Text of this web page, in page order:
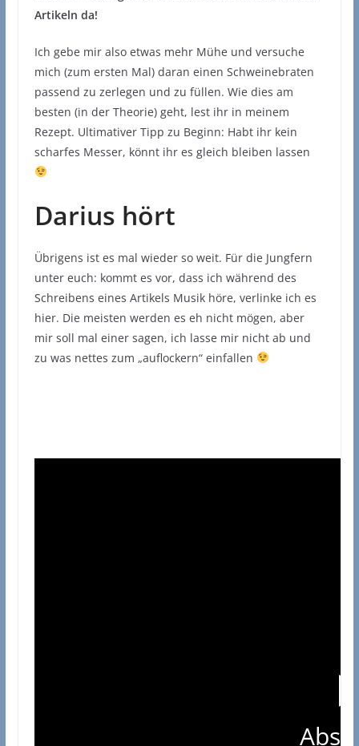
Artikeln da!
Ich gebe mir also etwas mehr Mühe und versuche
mich (zum ersten Mal) daran einen Schweinebraten
passend zu zerlegen und zu füllen. Wie dies am
besten (in der Theorie) geht, lest ihr in meinem
Rezept. Ultimativer Tipp zu Beginn: Habt ihr kein
scharfes Messer, könnt ihr es gleich bleiben lassen
Darius hört
Übrigens ist es mal wieder so weit. Für die Jungfern
unter euch: kommt es vor, dass ich während des
Schreibens eines Artikels Musik höre, verlinke ich es
hier. Die meisten werden es eh nicht mögen, aber
mir soll mal einer sagen, ich lasse mir nicht ab und
zu was nettes zum „auflockern“ einfallen